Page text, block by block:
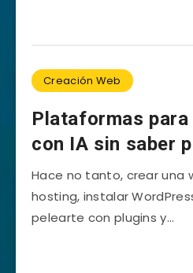
Creación Web
Plataformas
con IA sin saber
Hace no tanto, crear una
hosting, instalar
pelearte con plugins y…